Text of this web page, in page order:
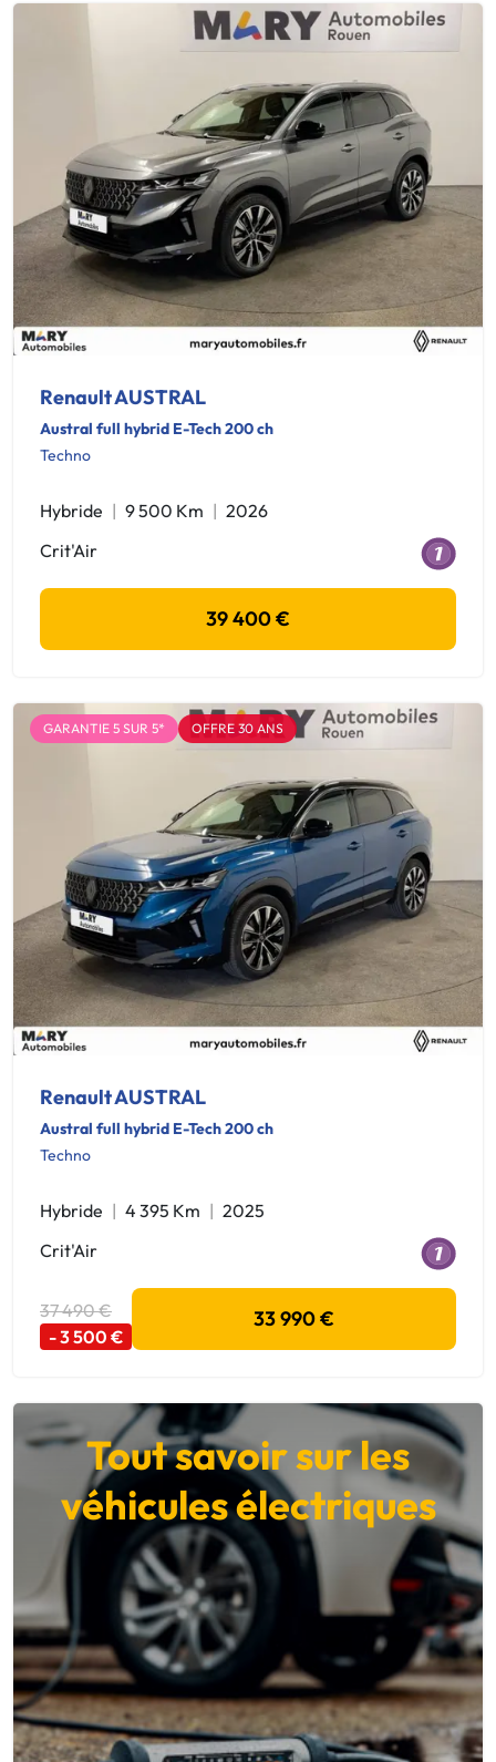
Renault AUSTRAL
Austral full hybrid E-Tech 200 ch
Techno
Hybride 9 500 Km
2026
Crit'Air
39 400 €
GARANTIE 5 SUR 5* OFFRE 30 ANS
Renault AUSTRAL
Austral full hybrid E-Tech 200 ch
Techno
Hybride 4 395 Km
2025
Crit'Air
37 490 €
- 3 500 €
33 990 €
Tout savoir sur les
véhicules électriques